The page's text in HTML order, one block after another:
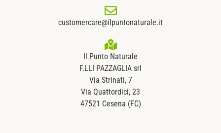
customercare@ilpuntonaturale.it
Il Punto Naturale
F.LLI PAZZAGLIA srl
Via Strinati, 7
Via Quattordici, 23
47521 Cesena (FC)